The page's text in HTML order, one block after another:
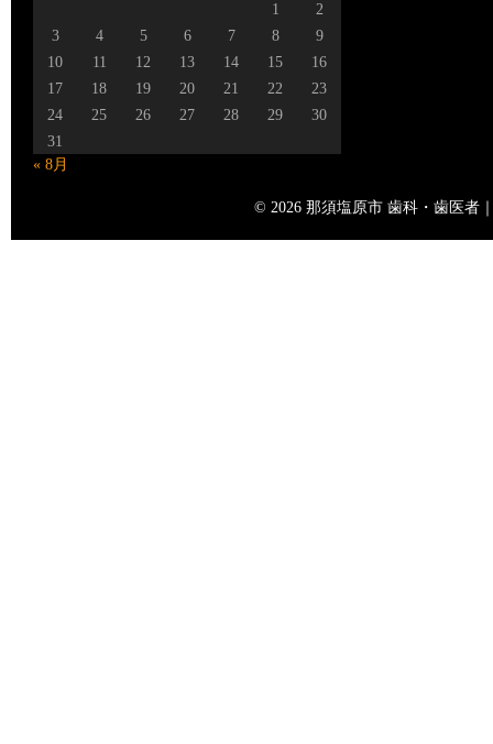
1
2
3
4 5 6 7 8
9
10
11 12 13 14 15
16
17
18 19 20 21 22
23
24
25 26 27 28 29
30
31
« 8月
© 2026 那須塩原市 歯科・歯医者